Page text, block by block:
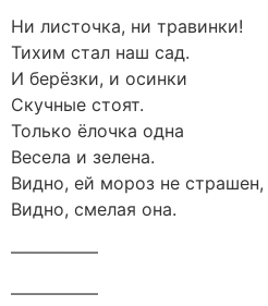
Ни листочка, ни травинки!
Тихим стал наш сад.
И берёзки, и осинки
Скучные стоят.
Только ёлочка одна
Весела и зелена.
Видно, ей мороз не страшен,
Видно, смелая она.
—————
—————